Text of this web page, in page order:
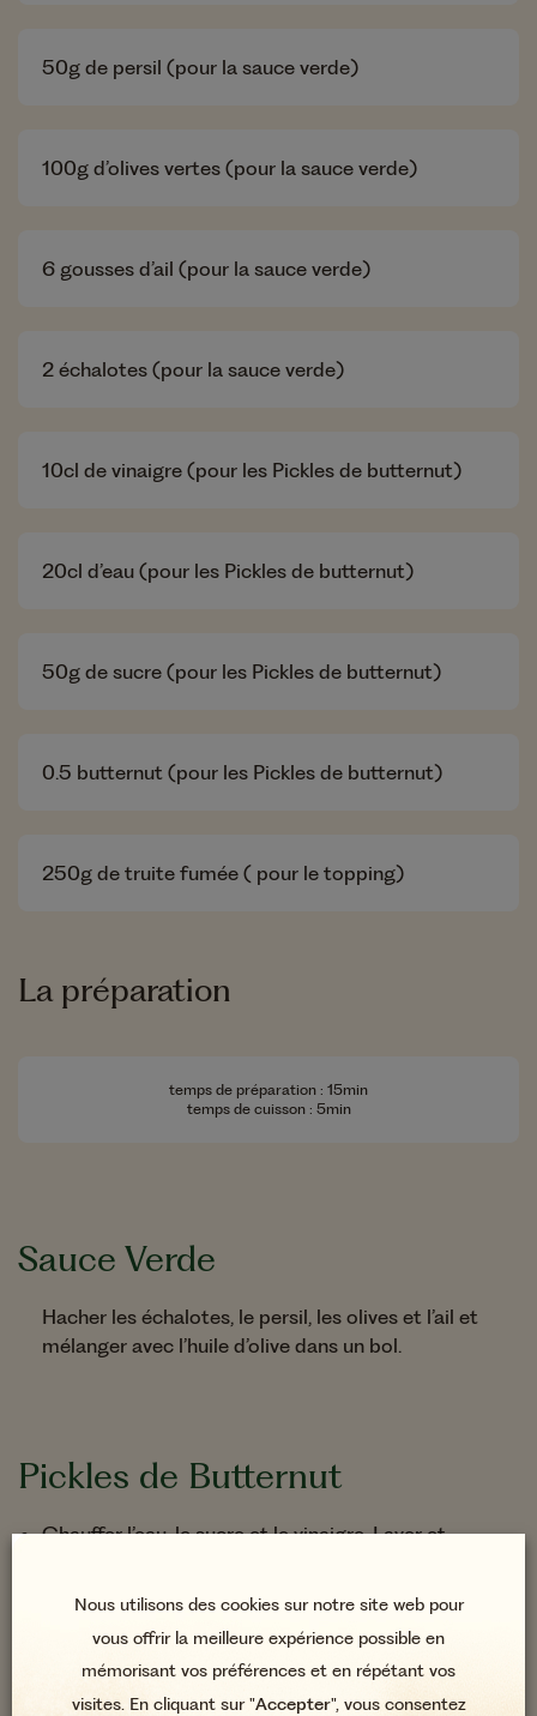
50g de persil (pour la sauce verde)
100g d’olives vertes (pour la sauce verde)
6 gousses d’ail (pour la sauce verde)
2 échalotes (pour la sauce verde)
10cl de vinaigre (pour les Pickles de butternut)
20cl d’eau (pour les Pickles de butternut)
50g de sucre (pour les Pickles de butternut)
0.5 butternut (pour les Pickles de butternut)
250g de truite fumée ( pour le topping)
La préparation
temps de préparation : 15min
temps de cuisson : 5min
Sauce Verde
Hacher les échalotes, le persil, les olives et l’ail et
mélanger avec l’huile d’olive dans un bol.
Pickles de Butternut
Chauffer l’eau, le sucre et le vinaigre. Laver et
lamelles avec un économe ou une mandoline.
Disposer les lamelles de butternut dans un bocal
puis verser le pickles chaud par dessus. Laisser
reposer 24h au frais.
Nous utilisons des cookies sur notre site web pour
vous offrir la meilleure expérience possible en
mémorisant vos préférences et en répétant vos
visites. En cliquant sur "Accepter", vous consentez